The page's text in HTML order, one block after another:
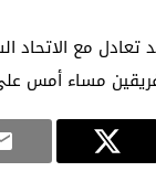
مع الاتحاد
مساء أمس